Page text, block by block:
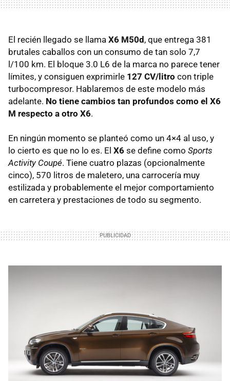
El recién llegado se llama X6 M50d, que entrega 381
brutales caballos con un consumo de tan solo 7,7
l/100 km. El bloque 3.0 L6 de la marca no parece tener
límites, y consiguen exprimirle 127 CV/litro con triple
turbocompresor. Hablaremos de este modelo más
adelante. No tiene cambios tan profundos como el X6
M respecto a otro X6.
En ningún momento se planteó como un 4×4 al uso, y
lo cierto es que no lo es. El X6 se define como Sports
Activity Coupé. Tiene cuatro plazas (opcionalmente
cinco), 570 litros de maletero, una carrocería muy
estilizada y probablemente el mejor comportamiento
en carretera y prestaciones de todo su segmento.